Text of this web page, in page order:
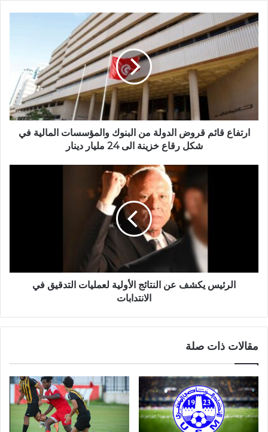
ارتفاع قائم قروض الدولة من البنوك والمؤسسات المالية في
شكل رقاع خزينة الى 24 مليار دينار
الرئيس يكشف عن النتائج الأولية لعمليات التدقيق في
الانتدابات
مقالات ذات صلة